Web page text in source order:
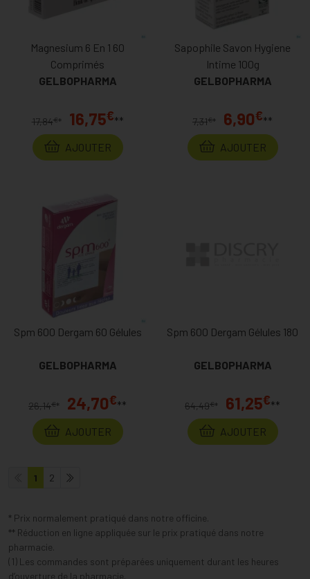
Magnesium 6 En 1 60
Comprimés
GELBOPHARMA
17,84€ * 16,75€**
AJOUTER
Sapophile Savon Hygiene
Intime 100g
GELBOPHARMA
7,31€* 6,90€**
AJOUTER
Spm 600 Dergam 60 Gélules
GELBOPHARMA
26,14€* 24,70€**
AJOUTER
Spm 600 Dergam Gélules 180
GELBOPHARMA
64,49€* 61,25€**
AJOUTER
1 2
* Prix normalement pratiqué dans notre officine.
** Réduction en ligne appliquée sur le prix pratiqué dans notre
pharmacie.
(1) Les commandes sont préparées uniquement durant les heures
d’ouverture de la pharmacie.